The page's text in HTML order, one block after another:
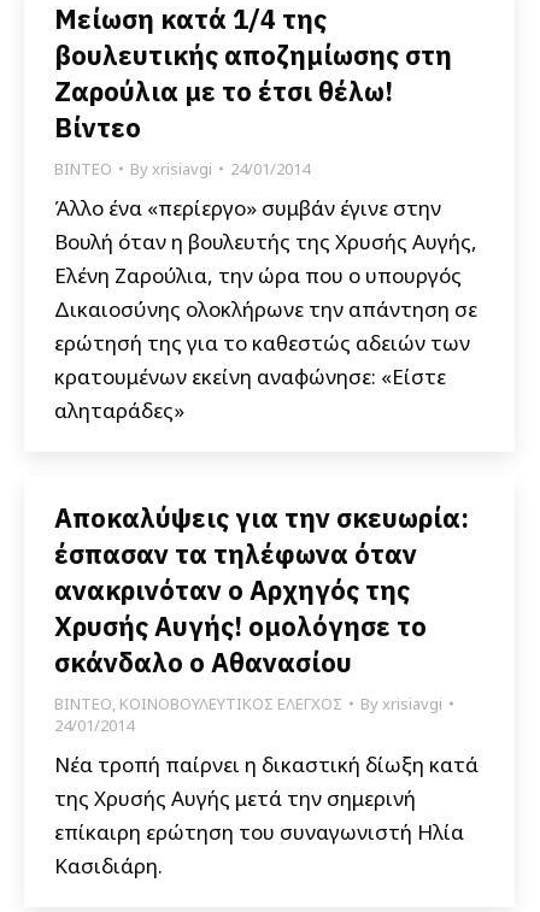
Μείωση κατά 1/4 της
βουλευτικής αποζημίωσης στη
Ζαρούλια με το έτσι θέλω!
Βίντεο
ΒΙΝΤΕΟ Byxrisiavgi 24/01/2014
Άλλο ένα «περίεργο» συμβάν έγινε στην
Βουλή όταν η βουλευτής της Χρυσής Αυγής,
Ελένη Ζαρούλια, την ώρα που ο υπουργός
Δικαιοσύνης ολοκλήρωνε την απάντηση σε
ερώτησή της για το καθεστώς αδειών των
κρατουμένων εκείνη αναφώνησε: «Είστε
αληταράδες»
Αποκαλύψεις για την σκευωρία:
έσπασαν τα τηλέφωνα όταν
ανακρινόταν ο Αρχηγός της
Χρυσής Αυγής! ομολόγησε το
σκάνδαλο ο Αθανασίου
ΒΙΝΤΕΟ, ΚΟΙΝΟΒΟΥΛΕΥΤΙΚΟΣ ΕΛΕΓΧΟΣ Byxrisiavgi
24/01/2014
Νέα τροπή παίρνει η δικαστική δίωξη κατά
της Χρυσής Αυγής μετά την σημερινή
επίκαιρη ερώτηση του συναγωνιστή Ηλία
Κασιδιάρη.